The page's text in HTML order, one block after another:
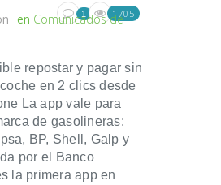
en Comunicados de
1 1705
repostar y pagar sin
en 2 clics desde
La app vale para
de gasolineras:
BP, Shell, Galp y
por el Banco
la primera app en